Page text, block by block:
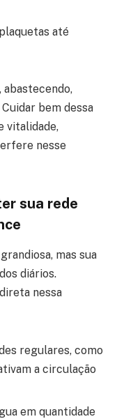
até
abastecendo,
bem dessa
vitalidade,
nesse
sua rede
mas sua
diários.
nessa
regulares, como
a circulação
em quantidade